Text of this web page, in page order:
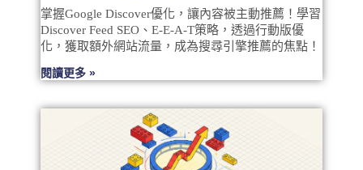
掌握Google Discover優化，讓內容被主動推薦！學習
Discover Feed SEO、E-E-A-T策略，透過行動版優
化，獲取額外網站流量，成為搜尋引擎推薦的焦點！
閱讀更多 »